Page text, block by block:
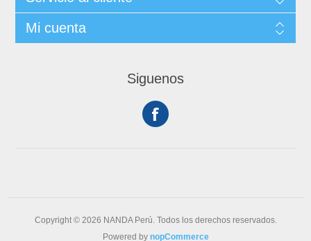
Mi cuenta
Siguenos
Copyright © 2026 NANDA Perú. Todos los derechos reservados.
Powered by nopCommerce